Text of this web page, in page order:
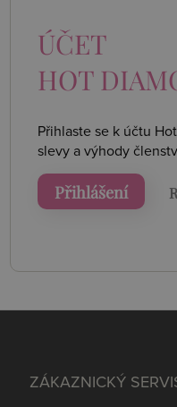
ÚČET
HOT
Přihlaste se k účtu
slevy a výhody
Přihlášení
ZÁKAZNICKÝ